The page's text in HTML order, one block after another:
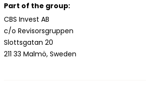
Part of the group:
CBS Invest AB
c/o Revisorsgruppen
Slottsgatan 20
211 33 Malmö, Sweden